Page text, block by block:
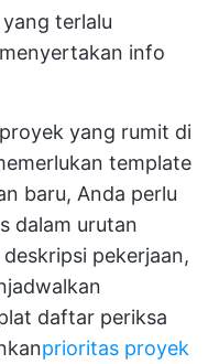
terlalu
info
yang rumit di
template
baru, Anda perlu
dalam urutan
pekerjaan,
daftar periksa
prioritas proyek